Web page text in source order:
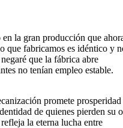
la gran producción que
que fabricamos es idéntico y
que la fábrica abre
no tenían empleo estable.
promete
de quienes pierden su
la eterna lucha entre